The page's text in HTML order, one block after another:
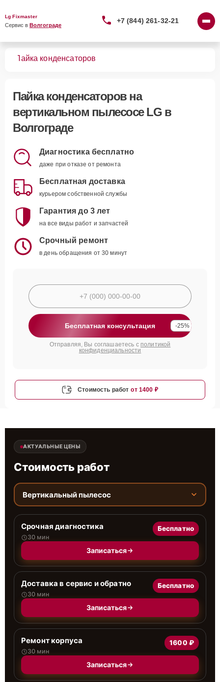
Lg Fixmaster
Сервис в Волгограде
+7 (844) 261-32-21
Пайка конденсаторов
Пайка конденсаторовна
вертикальном пылесосе LG в
Волгограде
Диагностика бесплатно
даже при отказе от ремонта
Бесплатная доставка
курьером собственной службы
Гарантия до 3 лет
на все виды работ и запчастей
Срочный ремонт
в день обращения от 30 минут
Бесплатная консультация -25%
Отправляя, Вы соглашаетесь с политикой
конфиденциальности
Стоимость работ от 1400 ₽
АКТУАЛЬНЫЕ ЦЕНЫ
Стоимость работ
Вертикальный пылесос
Срочная диагностика
30 мин
Бесплатно
Записаться
Доставка в сервис и обратно
30 мин
Бесплатно
Записаться
Ремонт корпуса
30 мин
1600 ₽
Записаться